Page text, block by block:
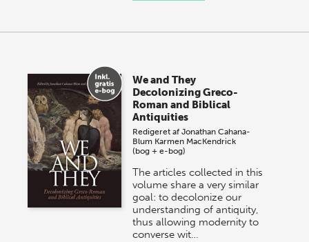
We and They
Decolonizing Greco-
Roman and Biblical
Antiquities
Redigeret afJonathan Cahana-
Blum Karmen MacKendrick
(bog + e-bog)
The articles collected in this
volume share a very similar
goal: to decolonize our
understanding of antiquity,
thus allowing modernity to
converse wit…